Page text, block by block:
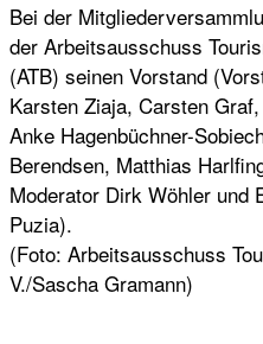
Bei der
der Arbeitsausschuss
(ATB) seinen Vorstand
Karsten Ziaja, Carsten
Anke Hagenbüchner-
Berendsen, Matthias
Moderator Dirk Wöhler und
Puzia).
(Foto: Arbeitsausschuss
V./Sascha Gramann)